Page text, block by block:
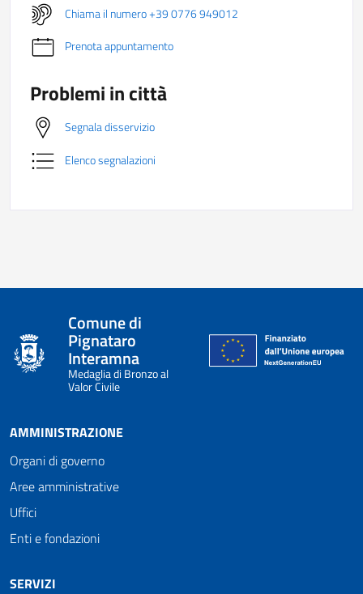
Chiama il numero +39 0776 949012
Prenota appuntamento
Problemi in città
Segnala disservizio
Elenco segnalazioni
Comune di
Pignataro
Interamna
Medaglia di Bronzo al
Valor Civile
AMMINISTRAZIONE
Organi di governo
Aree amministrative
Uffici
Enti e fondazioni
SERVIZI